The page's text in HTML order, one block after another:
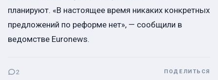
планируют. «В настоящее время никаких конкретных
предложений по реформе нет», — сообщили в
ведомстве Euronews.
2 ПОДЕЛИТЬСЯ